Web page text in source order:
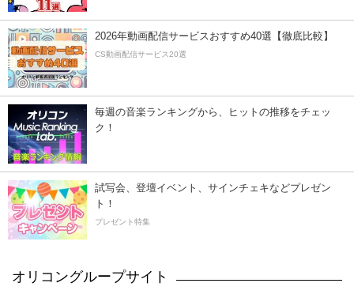
2026年動画配信サービスおすすめ40選【徹底比較】
CS動画配信サービス20選
毎週の音楽ランキングから、ヒットの推移をチェッ
ク！
試写会、登壇イベント、サインチェキなどプレゼン
ト！
プレゼント特集
オリコングループサイト